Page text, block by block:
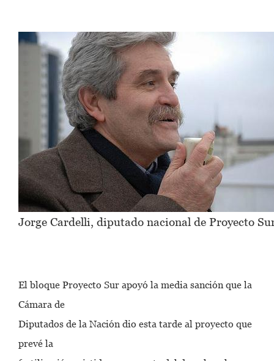
Jorge Cardelli, diputado nacional de Proyecto
El bloque Proyecto Sur apoyó la media sanción que la
Cámara de
Diputados de la Nación dio esta tarde al proyecto que
prevé la